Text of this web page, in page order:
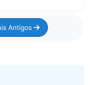
Antigos